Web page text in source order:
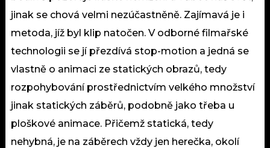
jinak se chová velmi nezúčastněně. Zajímavá je i
metoda, jíž byl klip natočen. V odborné filmařské
technologii se jí přezdívá stop-motion a jedná se
vlastně o animaci ze statických obrazů, tedy
rozpohybování prostřednictvím velkého množství
jinak statických záběrů, podobně jako třeba u
ploškové animace. Přičemž statická, tedy
nehybná, je na záběrech vždy jen herečka, okolí